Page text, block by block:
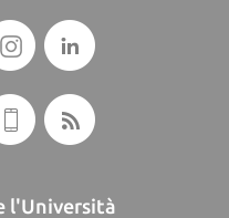
l'Università